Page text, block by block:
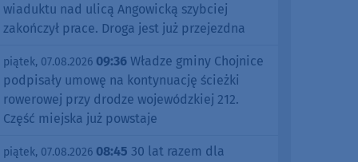
wiaduktu nad ulicą Angowicką szybciej
zakończył prace. Droga jest już przejezdna
piątek, 07.08.2026 09:36 Władze gminy Chojnice
podpisały umowę na kontynuację ścieżki
rowerowej przy drodze wojewódzkiej 212.
Część miejska już powstaje
piątek, 07.08.2026 08:45 30 lat razem dla